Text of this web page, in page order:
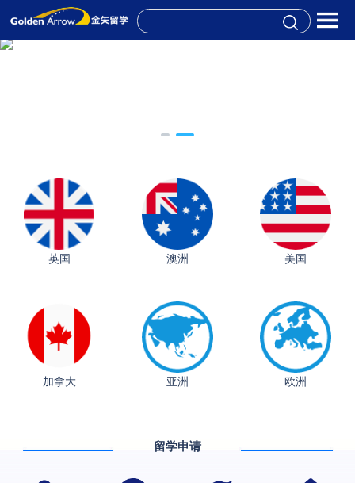
英国 澳洲 美国
加拿大 亚洲 欧洲
留学申请
从上海财大2+2到谢菲尔德：低均分逆袭QS百强金